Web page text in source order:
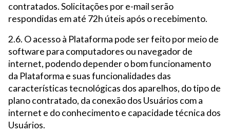
contratados. Solicitações por e-mail serão
respondidas em até 72h úteis após o recebimento.
2.6. O acesso à Plataforma pode ser feito por meio de
software para computadores ou navegador de
internet, podendo depender o bom funcionamento
da Plataforma e suas funcionalidades das
características tecnológicas dos aparelhos, do tipo de
plano contratado, da conexão dos Usuários com a
internet e do conhecimento e capacidade técnica dos
Usuários.